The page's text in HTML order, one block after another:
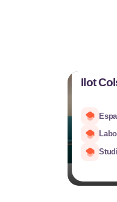
Ilot